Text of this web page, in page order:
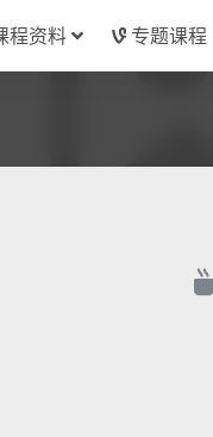
程资料 专题课程